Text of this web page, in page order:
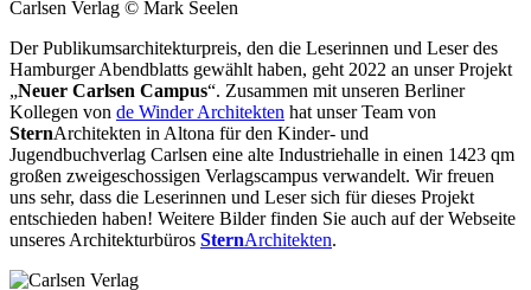
Carlsen Verlag © Mark Seelen
Der Publikumsarchitekturpreis, den die Leserinnen und Leser des
Hamburger Abendblatts gewählt haben, geht 2022 an unser Projekt
„Neuer Carlsen Campus“. Zusammen mit unseren Berliner
Kollegen von de Winder Architekten hat unser Team von
SternArchitekten in Altona für den Kinder- und
Jugendbuchverlag Carlsen eine alte Industriehalle in einen 1423 qm
großen zweigeschossigen Verlagscampus verwandelt. Wir freuen
uns sehr, dass die Leserinnen und Leser sich für dieses Projekt
entschieden haben! Weitere Bilder finden Sie auch auf der Webseite
unseres Architekturbüros SternArchitekten.